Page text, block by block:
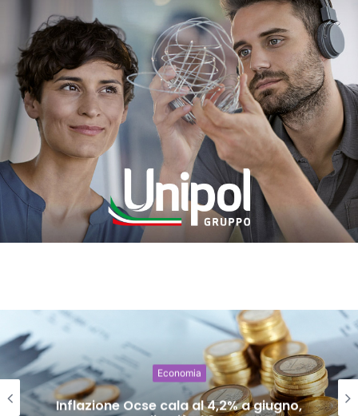
Economia
Inflazione Ocse cala al 4,2% a giugno,